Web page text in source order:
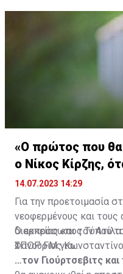
«Ο πρώτος που θα
ο Νίκος Κίρζης,
14.07.2023 14:29
Για την προετοιμασία
νεοφερμένους και τους
διαρκείας και τον
Φανούριος
Ο εκπρόσωπος Τύπου
ΣΠΟΡ FM για...
…τον Γιούρτσεβιτς και